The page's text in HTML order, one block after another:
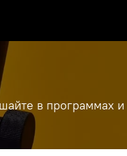
в программах и